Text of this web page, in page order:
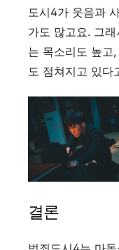
도시4가 웃음과
가도 많고요. 그
는 목소리도 높고
도 점쳐지고 있다
결론